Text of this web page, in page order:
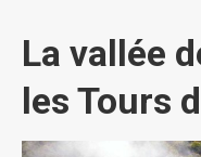
La vallée
les Tours